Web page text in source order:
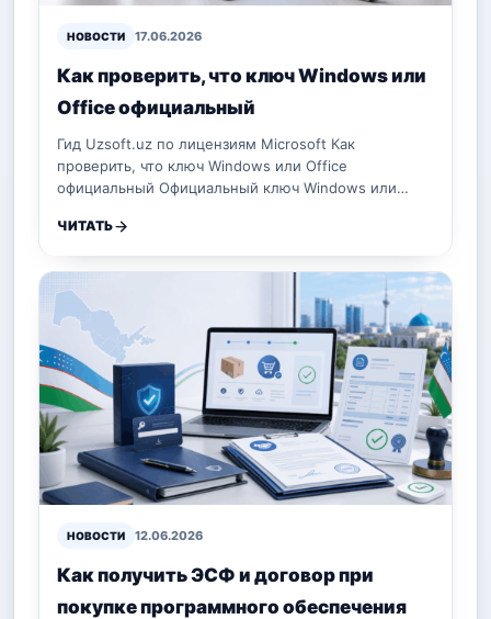
НОВОСТИ 17.06.2026
Как проверить, что ключ Windows или
Office официальный
Гид Uzsoft.uz по лицензиям Microsoft Как
проверить, что ключ Windows или Office
официальный Официальный ключ Windows или…
ЧИТАТЬ
НОВОСТИ 12.06.2026
Как получить ЭСФ и договор при
покупке программного обеспечения